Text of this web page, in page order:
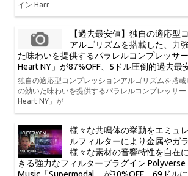
イン Harr
【過去最安値】独自の適応型
アルゴリズムを搭載した、力
た味わいを提供するパラレルコンプレッサ
Heart NY」が87%OFF、5ドル圧倒的過去最
独自の適応型コンプレッションアルゴリズムを搭
の効いた味わいを提供するパラレルコンプレッサー
Heart NY」が
様々な共鳴体の挙動をエミュ
ルフィルターにより金属やガ
様々な素材の音響特性を自在
きる強力なフィルタープラグイン Polyverse